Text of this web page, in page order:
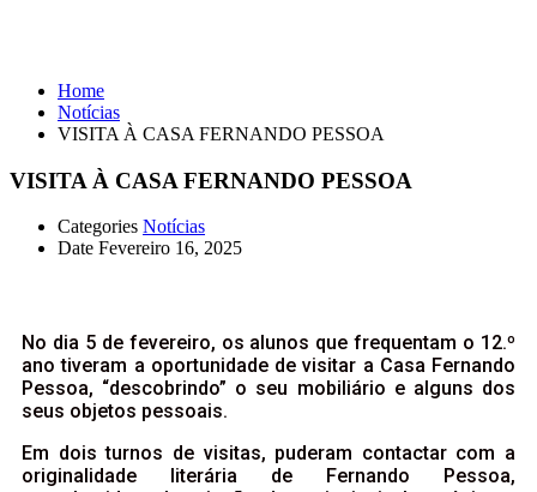
Home
Notícias
VISITA À CASA FERNANDO PESSOA
VISITA À CASA FERNANDO PESSOA
Categories Notícias
Date Fevereiro 16, 2025
No dia 5 de fevereiro, os alunos que frequentam o 12.º
ano tiveram a oportunidade de visitar a Casa Fernando
Pessoa, “descobrindo” o seu mobiliário e alguns dos
seus objetos pessoais.
Em dois turnos de visitas, puderam contactar com a
originalidade literária de Fernando Pessoa,